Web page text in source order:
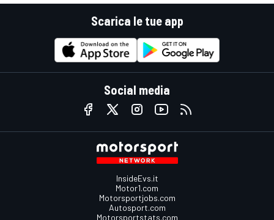
Scarica le tue app
Social media
InsideEvs.it
Motor1.com
Motorsportjobs.com
Autosport.com
Motorsportstats.com